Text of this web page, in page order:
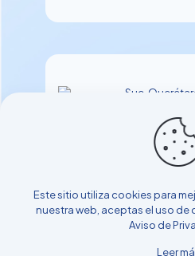
Suc.
Este sitio utiliza cookies para
nuestra web, aceptas el uso de
Aviso de
Leer